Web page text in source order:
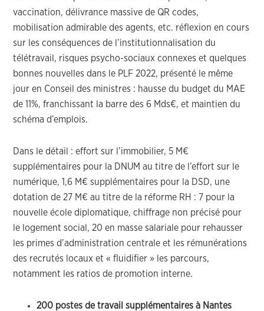
vaccination, délivrance massive de QR codes,
mobilisation admirable des agents, etc. réflexion en cours
sur les conséquences de l’institutionnalisation du
télétravail, risques psycho-sociaux connexes et quelques
bonnes nouvelles dans le PLF 2022, présenté le même
jour en Conseil des ministres : hausse du budget du MAE
de 11%, franchissant la barre des 6 Mds€, et maintien du
schéma d’emplois.
Dans le détail : effort sur l’immobilier, 5 M€
supplémentaires pour la DNUM au titre de l’effort sur le
numérique, 1,6 M€ supplémentaires pour la DSD, une
dotation de 27 M€ au titre de la réforme RH : 7 pour la
nouvelle école diplomatique, chiffrage non précisé pour
le logement social, 20 en masse salariale pour rehausser
les primes d’administration centrale et les rémunérations
des recrutés locaux et « fluidifier » les parcours,
notamment les ratios de promotion interne.
200 postes de travail supplémentaires à Nantes